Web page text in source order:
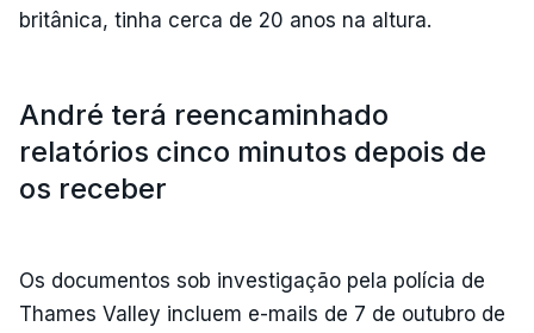
britânica, tinha cerca de 20 anos na altura.
André terá reencaminhado
relatórios cinco minutos depois de
os receber
Os documentos sob investigação pela polícia de
Thames Valley incluem e-mails de 7 de outubro de